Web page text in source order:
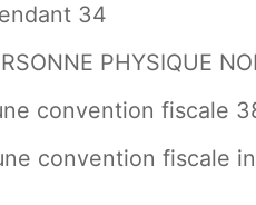
34
PHYSIQUE
convention fiscale
convention fiscale